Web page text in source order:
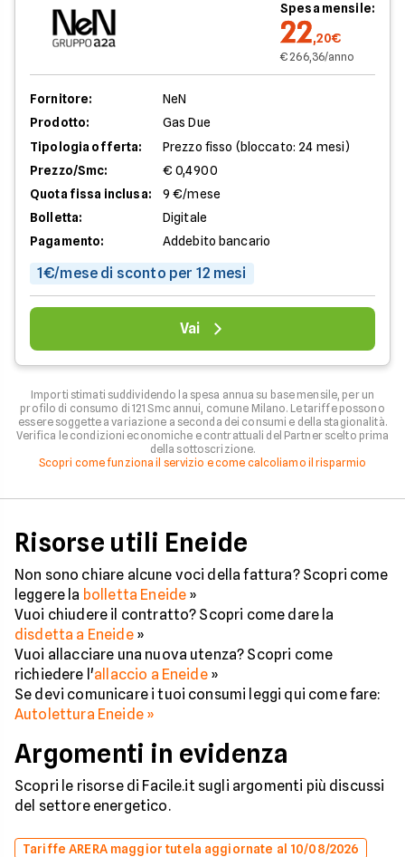
Spesa mensile:
22,20€
€ 266,36/anno
Fornitore:
NeN
Prodotto:
Gas Due
Tipologia offerta:
Prezzo fisso (bloccato: 24 mesi)
Prezzo/Smc:
€ 0,4900
Quota fissa inclusa:
9 €/mese
Bolletta:
Digitale
Pagamento:
Addebito bancario
1€/mese di sconto per 12 mesi
Vai
Importi stimati suddividendo la spesa annua su base mensile, per un
profilo di consumo di 121 Smc annui, comune Milano. Le tariffe possono
essere soggette a variazione a seconda dei consumi e della stagionalità.
Verifica le condizioni economiche e contrattuali del Partner scelto prima
della sottoscrizione.
Scopri come funziona il servizio e come calcoliamo il risparmio
Risorse utili Eneide
Non sono chiare alcune voci della fattura? Scopri come
leggere la bolletta Eneide »
Vuoi chiudere il contratto? Scopri come dare la
disdetta a Eneide»
Vuoi allacciare una nuova utenza? Scopri come
richiedere l'allaccio a Eneide»
Se devi comunicare i tuoi consumi leggi qui come fare:
Autolettura Eneide »
Argomenti in evidenza
Scopri le risorse di Facile.it sugli argomenti più discussi
del settore energetico.
Tariffe ARERA maggior tutela aggiornate al 10/08/2026